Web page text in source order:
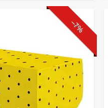
–7%